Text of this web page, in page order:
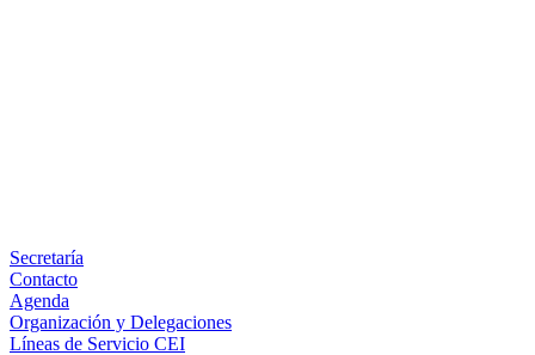
Secretaría
Contacto
Agenda
Organización y Delegaciones
Líneas de Servicio CEI